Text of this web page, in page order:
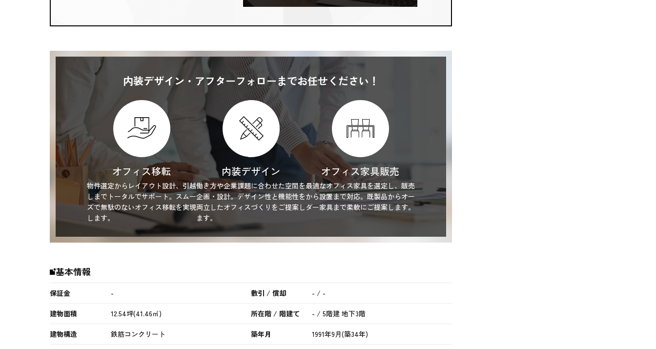
内装デザイン・アフターフォローまでお任せください！
オフィス移転
物件選定からレイアウト設計、引越
しまでトータルでサポート。スムー
ズで無駄のないオフィス移転を実現
します。
内装デザイン
働き方や企業課題に合わせた空間を
企画・設計。デザイン性と機能性を
両立したオフィスづくりをご提案し
ます。
オフィス家具販売
最適なオフィス家具を選定し、販売
から設置まで対応。既製品からオー
ダー家具まで柔軟にご提案します。
基本情報
保証金 - 敷引 / 償却 - / -
建物面積 12.54坪(41.46㎡) 所在階 / 階建て - / 5階建 地下3階
建物構造 鉄筋コンクリート 築年月 1991年9月(築34年)